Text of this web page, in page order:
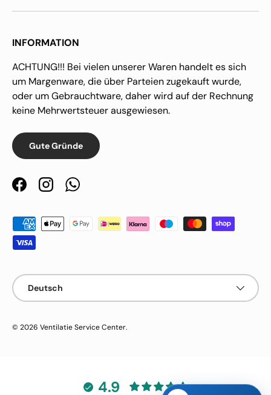
INFORMATION
ACHTUNG!!! Bei vielen unserer Waren handelt es sich
um Margenware, die über Parteien zugekauft wurde,
oder um Gebrauchtware, daher wird auf der Rechnung
keine Mehrwertsteuer ausgewiesen.
Gute Gründe
FacebookInstagramWhatsApp
Zahlungsmethoden
Sprache
Deutsch
© 2026 Ventilatie Service Center.
4.9